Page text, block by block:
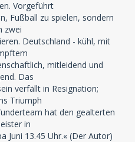
Vorgeführt
Fußball zu spielen, sondern
zwei
Deutschland - kühl, mit
mitleidend und
Das
verfällt in Resignation;
Triumph
hat den gealterten
in
Juni 13.45 Uhr.« (Der Autor)